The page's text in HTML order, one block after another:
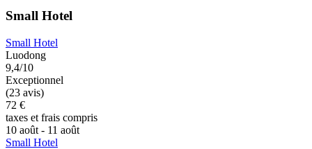
Small Hotel
Small Hotel
Luodong
9,4/10
Exceptionnel
(23 avis)
72 €
taxes et frais compris
10 août - 11 août
Small Hotel